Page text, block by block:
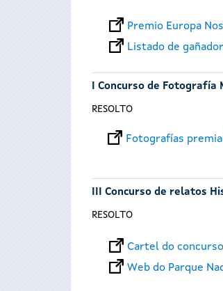
Premio Europa
Listado de
I Concurso de Fotografía
RESOLTO
Fotografías
III Concurso de relatos
RESOLTO
Cartel do concurso
Web do Parque